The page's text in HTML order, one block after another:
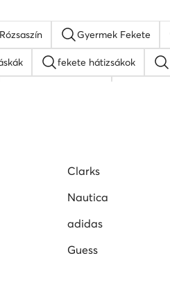
Gyermek Fekete
fekete hátizsákok
Clarks
Nautica
adidas
Guess